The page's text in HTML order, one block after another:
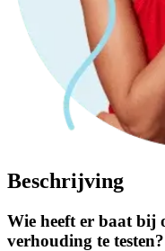
Beschrijving
Wie heeft er baat bij
verhouding te testen?